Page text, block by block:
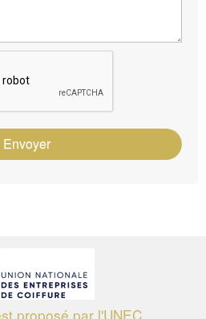
Envoyer
proposé par l'UNEC